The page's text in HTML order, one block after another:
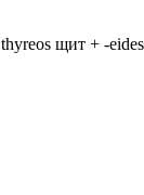
щит + -